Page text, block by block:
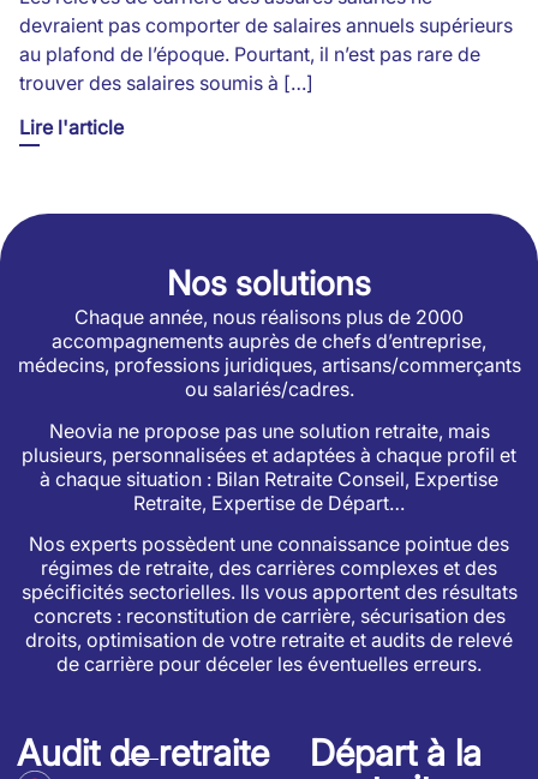
devraient pas comporter de salaires annuels supérieurs
au plafond de l’époque. Pourtant, il n’est pas rare de
trouver des salaires soumis à […]
Lire l'article
Nos solutions
Chaque année, nous réalisons plus de 2000
accompagnements auprès de chefs d’entreprise,
médecins, professions juridiques, artisans/commerçants
ou salariés/cadres.
Neovia ne propose pas une solution retraite, mais
plusieurs, personnalisées et adaptées à chaque profil et
à chaque situation : Bilan Retraite Conseil, Expertise
Retraite, Expertise de Départ…
Nos experts possèdent une connaissance pointue des
régimes de retraite, des carrières complexes et des
spécificités sectorielles. Ils vous apportent des résultats
concrets : reconstitution de carrière, sécurisation des
droits, optimisation de votre retraite et audits de relevé
de carrière pour déceler les éventuelles erreurs.
Audit de retraite
Départ à la